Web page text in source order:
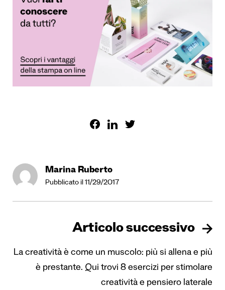
Marina Ruberto
Pubblicato il 11/29/2017
Articolo successivo
La creatività è come un muscolo: più si allena e più
è prestante. Qui trovi 8 esercizi per stimolare
creatività e pensiero laterale